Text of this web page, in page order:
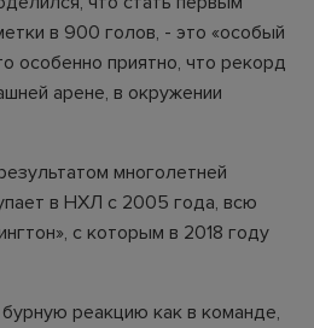
в 900 голов, - это «особый
особенно приятно, что рекорд
арене, в окружении
многолетней
в НХЛ с 2005 года, всю
с которым в 2018 году
реакцию как в команде,